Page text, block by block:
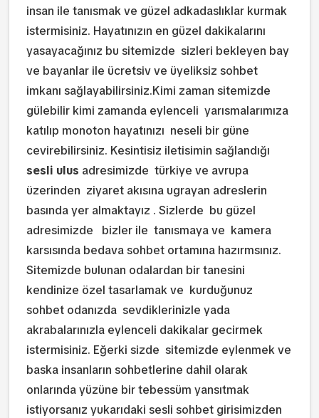
insan ile tanısmak ve güzel adkadaslıklar kurmak
istermisiniz. Hayatınızın en güzel dakikalarını
yasayacağınız bu sitemizde sizleri bekleyen bay
ve bayanlar ile ücretsiv ve üyeliksiz sohbet
imkanı sağlayabilirsiniz.Kimi zaman sitemizde
gülebilir kimi zamanda eylenceli yarısmalarımıza
katılıp monoton hayatınızı neseli bir güne
cevirebilirsiniz. Kesintisiz iletisimin sağlandığı
sesli ulus adresimizde türkiye ve avrupa
üzerinden ziyaret akısına ugrayan adreslerin
basında yer almaktayız . Sizlerde bu güzel
adresimizde bizler ile tanısmaya ve kamera
karsısında bedava sohbet ortamına hazırmsınız.
Sitemizde bulunan odalardan bir tanesini
kendinize özel tasarlamak ve kurduğunuz
sohbet odanızda sevdiklerinizle yada
akrabalarınızla eylenceli dakikalar gecirmek
istermisiniz. Eğerki sizde sitemizde eylenmek ve
baska insanların sohbetlerine dahil olarak
onlarında yüzüne bir tebessüm yansıtmak
istiyorsanız yukarıdaki sesli sohbet girisimizden